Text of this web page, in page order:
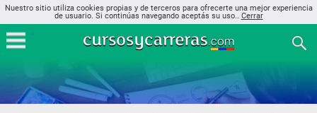
Nuestro sitio utiliza cookies propias y de terceros para ofrecerte una mejor experiencia
de usuario. Si continúas navegando aceptás su uso.. Cerrar